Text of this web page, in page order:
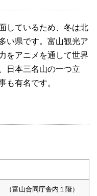
しているため、冬は北
い県です。富山観光ア
をアニメを通して世界
日本三名山の一つ立
も有名です。
富山合同庁舎内１階）